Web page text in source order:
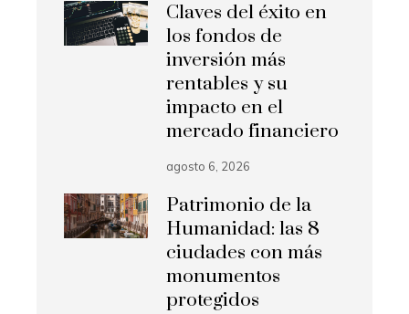
Claves del éxito en
los fondos de
inversión más
rentables y su
impacto en el
mercado financiero
agosto 6, 2026
Patrimonio de la
Humanidad: las 8
ciudades con más
monumentos
protegidos